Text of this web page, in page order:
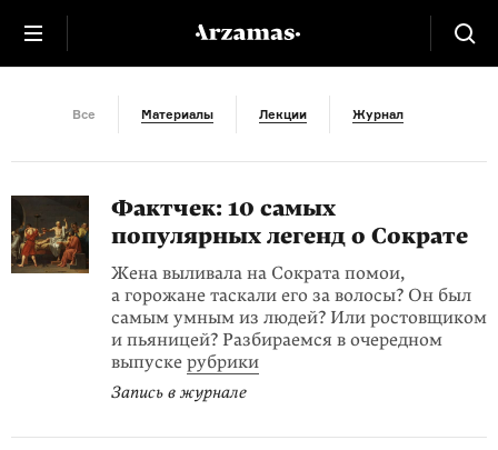
Античность
Все Материалы Лекции Журнал
Фактчек: 10 самых
популярных легенд о Сократе
Жена выливала на Сократа помои,
а горожане таскали его за волосы? Он был
самым умным из людей? Или ростовщиком
и пьяницей? Разбираемся в очередном
выпуске рубрики
Запись в журнале